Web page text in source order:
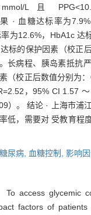
L 且
· 血糖达标率为
为12.6%，HbA1c 达
标的保护因素（校正
长病程、胰岛素抵抗
（校正后数值分别为
，95% CI 1.57 ～
）。 结论 · 上海市浦
低，需要对 受教育程
尿病, 血糖控制, 影响
glycemic
factors of patients